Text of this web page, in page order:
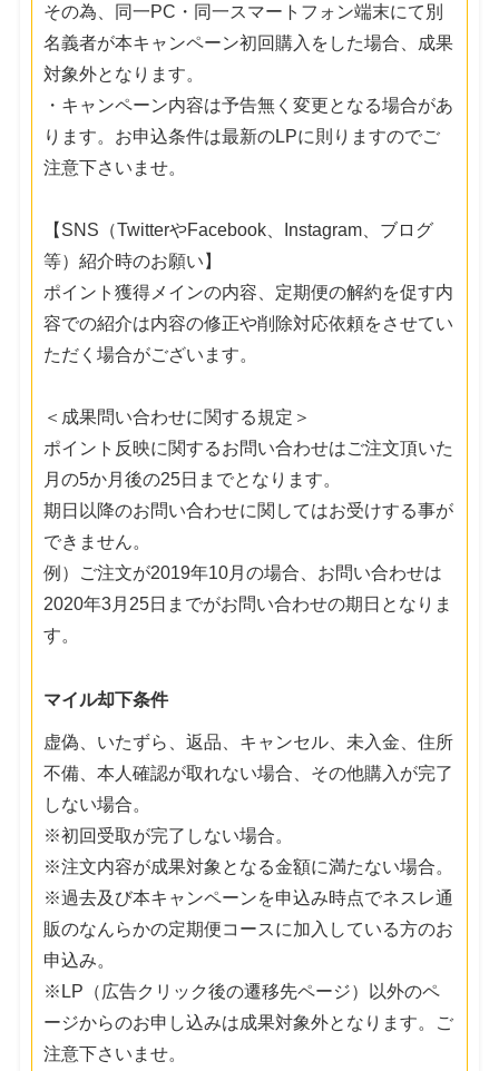
その為、同一PC・同一スマートフォン端末にて別
名義者が本キャンペーン初回購入をした場合、成果
対象外となります。
・キャンペーン内容は予告無く変更となる場合があ
ります。お申込条件は最新のLPに則りますのでご
注意下さいませ。
【SNS（TwitterやFacebook、Instagram、ブログ
等）紹介時のお願い】
ポイント獲得メインの内容、定期便の解約を促す内
容での紹介は内容の修正や削除対応依頼をさせてい
ただく場合がございます。
＜成果問い合わせに関する規定＞
ポイント反映に関するお問い合わせはご注文頂いた
月の5か月後の25日までとなります。
期日以降のお問い合わせに関してはお受けする事が
できません。
例）ご注文が2019年10月の場合、お問い合わせは
2020年3月25日までがお問い合わせの期日となりま
す。
マイル却下条件
虚偽、いたずら、返品、キャンセル、未入金、住所
不備、本人確認が取れない場合、その他購入が完了
しない場合。
※初回受取が完了しない場合。
※注文内容が成果対象となる金額に満たない場合。
※過去及び本キャンペーンを申込み時点でネスレ通
販のなんらかの定期便コースに加入している方のお
申込み。
※LP（広告クリック後の遷移先ページ）以外のペ
ージからのお申し込みは成果対象外となります。ご
注意下さいませ。